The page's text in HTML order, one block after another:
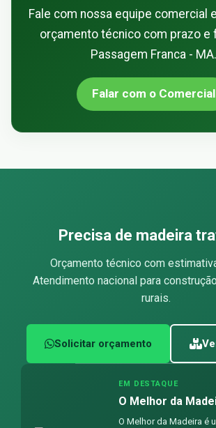
Fale com nossa equipe comercial
orçamento técnico com prazo e
Passagem Franca - MA.
Falar com o Comercial
Precisa de madeira
Orçamento técnico com
Atendimento nacional para
rurais.
Solicitar orçamento
EM DESTAQUE
O Melhor da
O Melhor da Madeira é